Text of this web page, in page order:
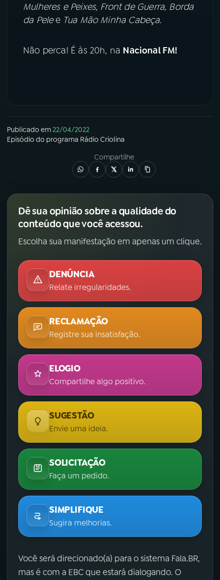
Mulheres e Peixes, Front de Guerra, Borda
da Pelee Tua Mão Minha Cabeça.
Não perca! É às 20h, na Nacional FM!
Publicado em22/04/2022
Episódio do programa Rádio Criolina
Compartilhe
Dê sua opinião sobre a qualidade do
conteúdo que você acessou.
Escolha sua manifestação em apenas um clique.
DENÚNCIA
Relate irregularidades.
RECLAMAÇÃO
Registre sua insatisfação.
ELOGIO
Compartilhe algo positivo.
SUGESTÃO
Envie uma ideia.
SOLICITAÇÃO
Faça um pedido.
SIMPLIFIQUE
Sugira melhorias.
Você será direcionado(a) para o sistema Fala.BR,
mas é com a EBC que estará dialogando. O